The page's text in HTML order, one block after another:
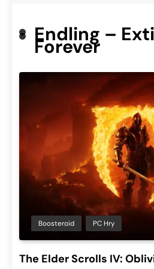
Endling –
Forever
Boosteroid PC Hry
The Elder Scrolls IV: